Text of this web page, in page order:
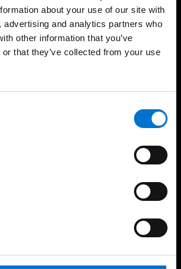
about your use of our site with
advertising and analytics partners who
other information that you’ve
that they’ve collected from your use
e
e
Presença internacional,